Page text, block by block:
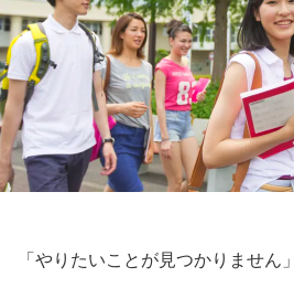
「やりたいことが見つかりません」